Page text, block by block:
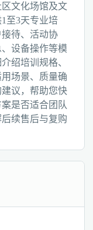
文化场馆及文
至3天专业培
待、活动协
设备操作等模
绍培训规格、
场景、质量确
议，帮助您快
是否适合团队
续售后与复购